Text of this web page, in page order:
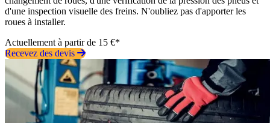
d'une inspection visuelle des freins. N'oubliez pas d'apporter les
roues à installer.
Actuellement à partir de 15 €*
Recevez des devis